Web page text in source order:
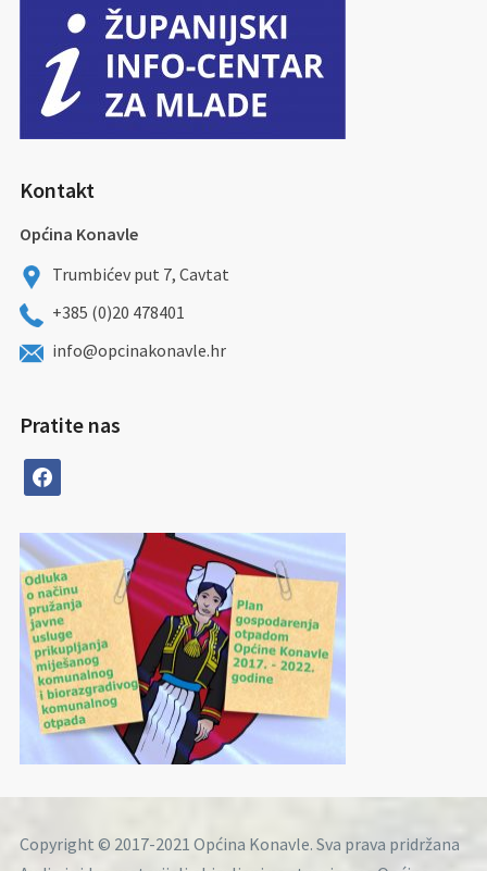
Kontakt
Općina Konavle
Trumbićev put 7, Cavtat
+385 (0)20 478401
info@opcinakonavle.hr
Pratite nas
facebook
Copyright © 2017-2021 Općina Konavle. Sva prava pridržana